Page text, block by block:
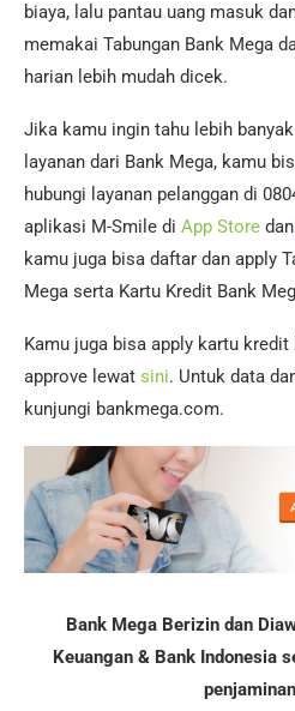
biaya, lalu pantau uang masuk
memakai Tabungan Bank Mega
harian lebih mudah dicek.
Jika kamu ingin tahu lebih
layanan dari Bank Mega, kamu
hubungi layanan pelanggan di
aplikasi M-Smile di App Store dan
kamu juga bisa daftar dan apply
Mega serta Kartu Kredit Bank
Kamu juga bisa apply kartu
approve lewat sini. Untuk data
kunjungi bankmega.com.
Bank Mega Berizin dan
Keuangan & Bank Indonesia